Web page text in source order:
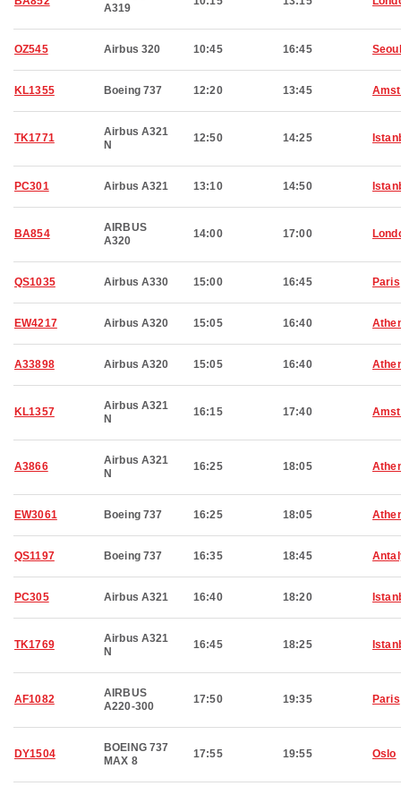
A319
OZ545 Airbus 320 10:45 16:45 Seoul
KL1355 Boeing 737 12:20 13:45
TK1771
Airbus A321
N
12:50 14:25
PC301 Airbus A321 13:10 14:50
BA854
AIRBUS
A320
14:00 17:00
QS1035 Airbus A330 15:00 16:45 Paris
EW4217 Airbus A320 15:05 16:40
A33898 Airbus A320 15:05 16:40
KL1357
Airbus A321
N
16:15 17:40
A3866
Airbus A321
N
16:25 18:05
EW3061 Boeing 737 16:25 18:05
QS1197 Boeing 737 16:35 18:45
PC305 Airbus A321 16:40 18:20
TK1769
Airbus A321
N
16:45 18:25
AF1082
AIRBUS
A220-300
17:50 19:35 Paris
DY1504
BOEING 737
MAX 8
17:55 19:55 Oslo